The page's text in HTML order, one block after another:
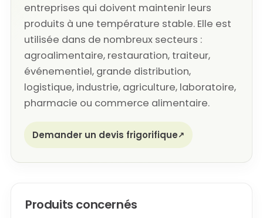
entreprises qui doivent maintenir leurs
produits à une température stable. Elle est
utilisée dans de nombreux secteurs :
agroalimentaire, restauration, traiteur,
événementiel, grande distribution,
logistique, industrie, agriculture, laboratoire,
pharmacie ou commerce alimentaire.
Demander un devis frigorifique
Produits concernés